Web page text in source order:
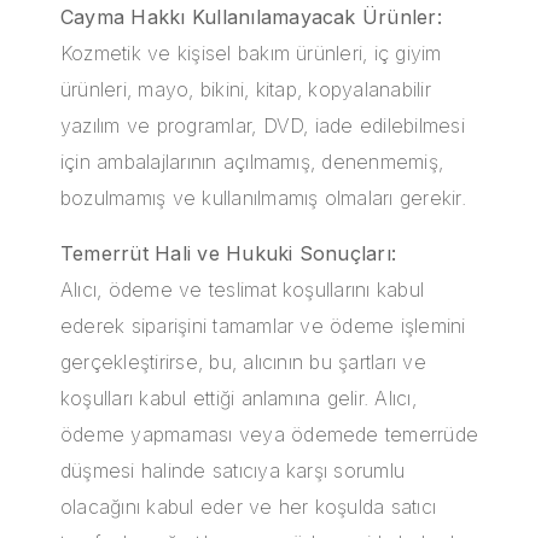
Cayma Hakkı Kullanılamayacak Ürünler:
Kozmetik ve kişisel bakım ürünleri, iç giyim
ürünleri, mayo, bikini, kitap, kopyalanabilir
yazılım ve programlar, DVD, iade edilebilmesi
için ambalajlarının açılmamış, denenmemiş,
bozulmamış ve kullanılmamış olmaları gerekir.
Temerrüt Hali ve Hukuki Sonuçları:
Alıcı, ödeme ve teslimat koşullarını kabul
ederek siparişini tamamlar ve ödeme işlemini
gerçekleştirirse, bu, alıcının bu şartları ve
koşulları kabul ettiği anlamına gelir. Alıcı,
ödeme yapmaması veya ödemede temerrüde
düşmesi halinde satıcıya karşı sorumlu
olacağını kabul eder ve her koşulda satıcı